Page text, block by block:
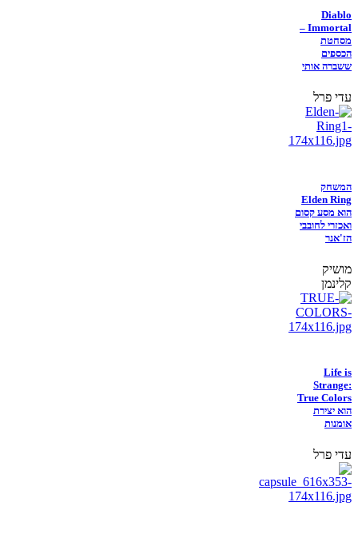
Diablo
Immortal –
מסחטת
הכספים
ששברה אותי
עדי פרל
המשחק
Elden Ring
הוא מסע קסום
ואכזרי לחובבי
הז'אנר
מושיק
קלינמן
Life is
Strange:
True Colors
הוא יצירת
אומנות
עדי פרל